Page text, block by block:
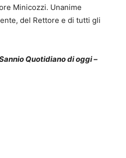
Minicozzi. Unanime
del Rettore e di tutti gli
Quotidiano di oggi –